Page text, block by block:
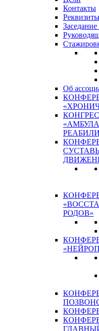
Контакты
Реквизиты
Об
РОДОВ»